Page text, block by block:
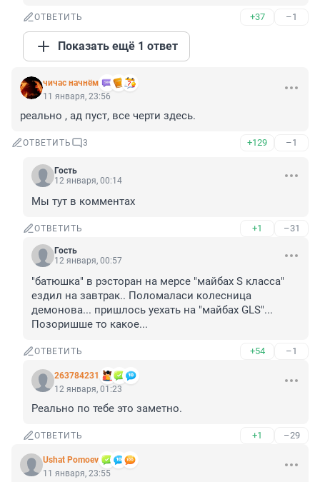
ОТВЕТИТЬ +37 –1
Показать ещё 1 ответ
чичас начнём
11 января, 23:56
реально , ад пуст, все черти здесь.
ОТВЕТИТЬ 3 +129 –1
Гость
12 января, 00:14
Мы тут в комментах
ОТВЕТИТЬ +1 –31
Гость
12 января, 00:57
"батюшка" в рэсторан на мерсе "майбах S класса"
ездил на завтрак.. Поломаласи колесница
демонова... пришлось уехать на "майбах GLS"...
Позоришше то какое...
ОТВЕТИТЬ +54 –1
263784231
12 января, 01:23
Реально по тебе это заметно.
ОТВЕТИТЬ +1 –29
Ushat Pomoev
11 января, 23:55